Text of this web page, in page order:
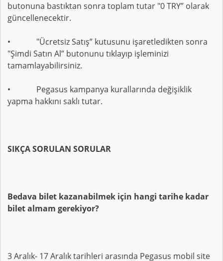
butonuna bastıktan sonra toplam tutar "0 TRY” olarak
güncellenecektir.
• "Ücretsiz Satış” kutusunu işaretledikten sonra
"Şimdi Satın Al” butonunu tıklayıp işleminizi
tamamlayabilirsiniz.
• Pegasus kampanya kurallarında değişiklik
yapma hakkını saklı tutar.
SIKÇA SORULAN SORULAR
Bedava bilet kazanabilmek için hangi tarihe kadar
bilet almam gerekiyor?
3 Aralık- 17 Aralık tarihleri arasında Pegasus mobil site